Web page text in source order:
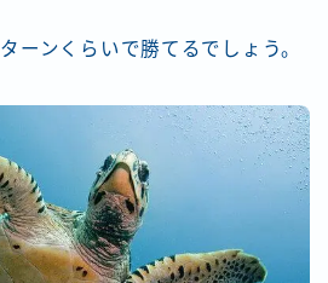
ーンくらいで勝てるでしょう。